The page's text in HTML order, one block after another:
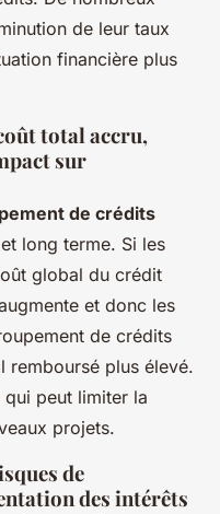
de leur taux
financière plus
total accru,
sur
de crédits
long terme. Si les
global du crédit
et donc les
de crédits
remboursé plus élevé.
qui peut limiter la
projets.
de
des intérêts